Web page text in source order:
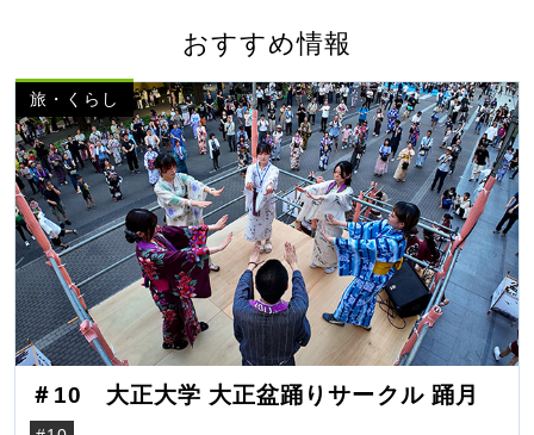
おすすめ情報
旅・くらし
＃10 大正大学 大正盆踊りサークル 踊月